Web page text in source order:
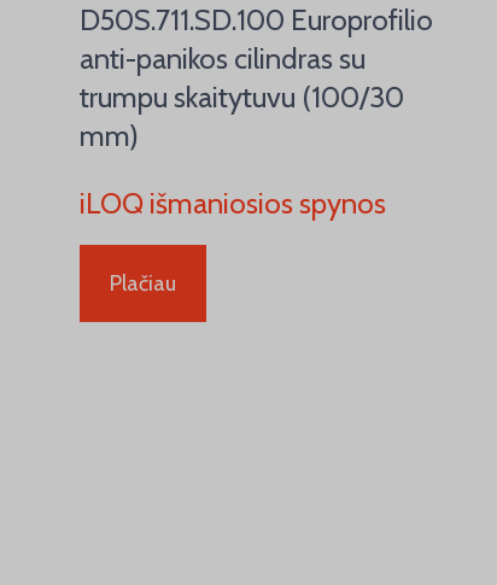
D50S.711.SD.100 Europrofilio
anti-panikos cilindras su
trumpu skaitytuvu (100/30
mm)
iLOQ išmaniosios spynos
Plačiau